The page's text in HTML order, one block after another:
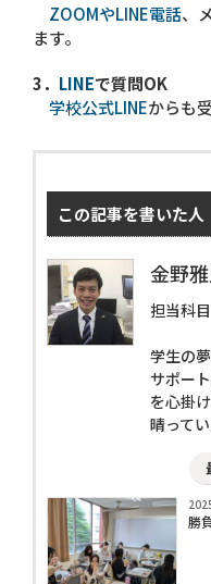
ZOOMやLINE電話、
ます。
3． LINEで質問OK
学校公式LINEからも
この記事を書いた人
金野
担当科
学生の
サポー
を心掛
晴って
勝